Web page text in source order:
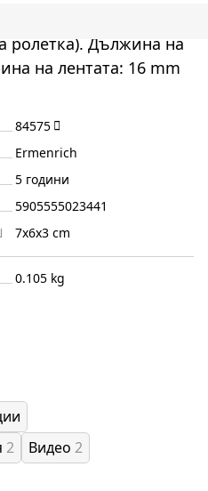
ролетка). Дължина на
на лентата: 16 mm
84575
Ermenrich
5 години
5905555023441
7x6x3 cm
0.105 kg
2 Видео 2